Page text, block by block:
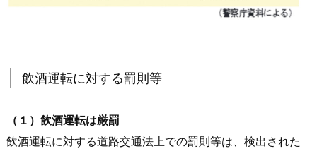
飲酒運転に対する罰則等
（１）飲酒運転は厳罰
飲酒運転に対する道路交通法上での罰則等は、検出された